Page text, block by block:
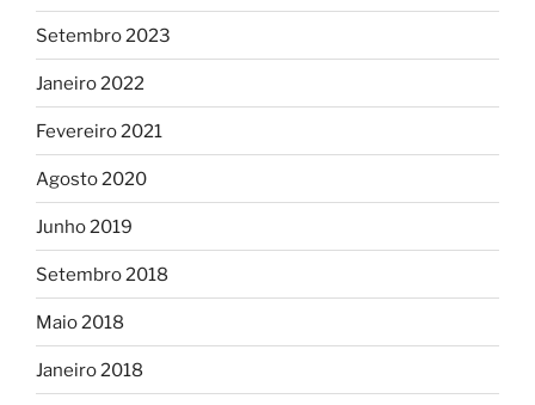
Setembro 2023
Janeiro 2022
Fevereiro 2021
Agosto 2020
Junho 2019
Setembro 2018
Maio 2018
Janeiro 2018